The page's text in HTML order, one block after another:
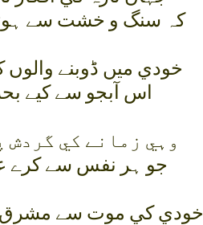
کہ سنگ و خشت سے ہوتے
خودي ميں ڈوبنے
اس آبجو سے کيے
وہي زمانے کي گردش
جو ہر نفس سے کرے
خودي کي موت سے مشرق